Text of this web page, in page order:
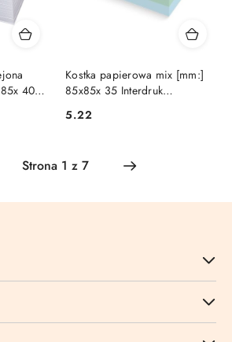
40
Kostka papierowa mix [mm:]
85x85x 35 Interdruk
Cena:
5.22